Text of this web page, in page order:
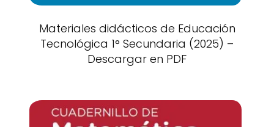
Materiales didácticos de Educación
Tecnológica 1° Secundaria (2025) –
Descargar en PDF